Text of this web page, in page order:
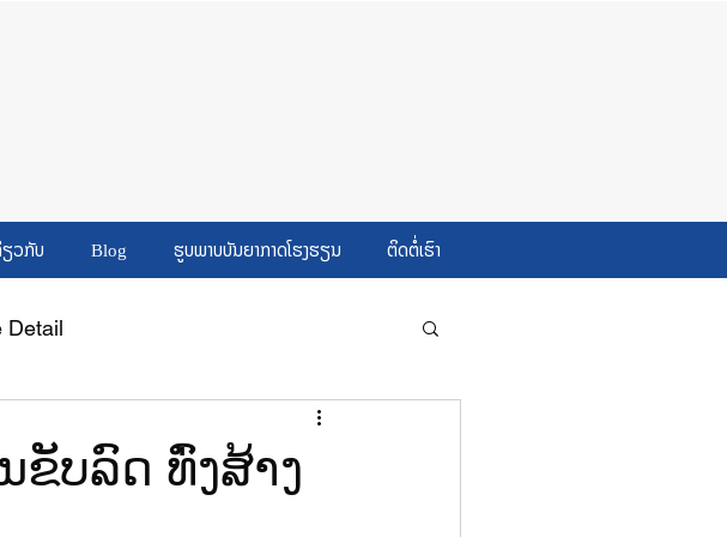
ວກັບ Blog ຮູບພາບບັນຍາກາດໂຮງຮຽນ ຕິດຕໍ່ເຮົາ
Detail
ຂັບລົດ ທົ່ງສ້າງ